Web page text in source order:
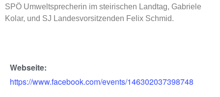
SPÖ Umweltsprecherin im steirischen Landtag, Gabriele
Kolar, und SJ Landesvorsitzenden Felix Schmid.
Webseite:
https://www.facebook.com/events/146302037398748